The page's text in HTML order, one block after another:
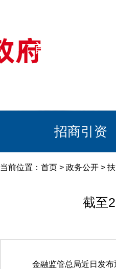
首页
招商引资
当前位置： 首页 > 政务公开 >
截至
金融监管总局近日发布通